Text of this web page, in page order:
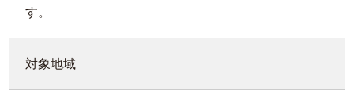
す。
対象地域